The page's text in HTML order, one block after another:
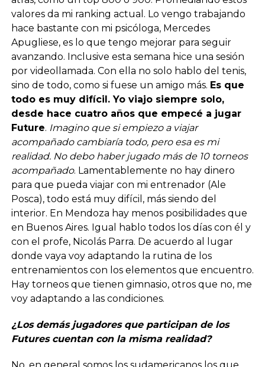
valores da mi ranking actual. Lo vengo trabajando
hace bastante con mi psicóloga, Mercedes
Apugliese, es lo que tengo mejorar para seguir
avanzando. Inclusive esta semana hice una sesión
por videollamada. Con ella no solo hablo del tenis,
sino de todo, como si fuese un amigo más. Es que
todo es muy difícil. Yo viajo siempre solo,
desde hace cuatro años que empecé a jugar
Future. Imagino que si empiezo a viajar
acompañado cambiaría todo, pero esa es mi
realidad. No debo haber jugado más de 10 torneos
acompañado. Lamentablemente no hay dinero
para que pueda viajar con mi entrenador (Ale
Posca), todo está muy difícil, más siendo del
interior. En Mendoza hay menos posibilidades que
en Buenos Aires. Igual hablo todos los días con él y
con el profe, Nicolás Parra. De acuerdo al lugar
donde vaya voy adaptando la rutina de los
entrenamientos con los elementos que encuentro.
Hay torneos que tienen gimnasio, otros que no, me
voy adaptando a las condiciones.
¿Los demás jugadores que participan de los
Futures cuentan con la misma realidad?